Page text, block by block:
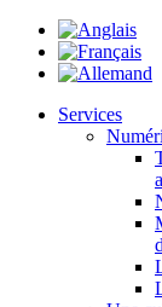
Services